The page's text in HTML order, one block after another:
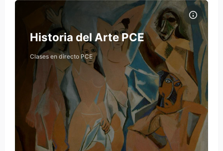
Rebecca Milaneschi
Teacher
Víctor Navas Gracia
Teacher
Course image Historia del Arte PCE
Course image
Course name
Historia del Arte PCE
Clases en directo PCE